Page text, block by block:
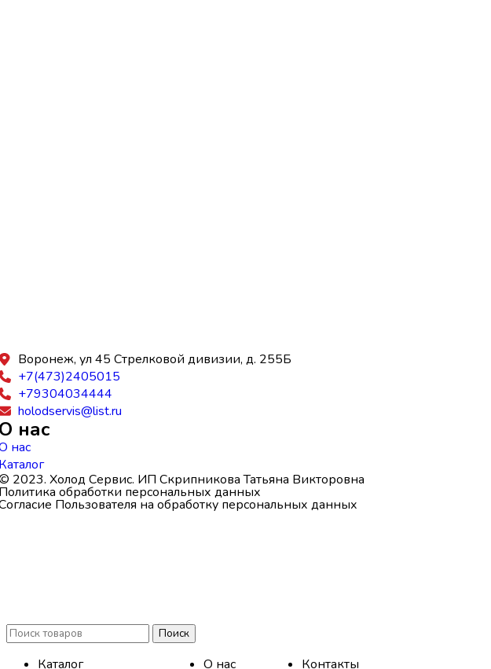
Воронеж, ул 45 Стрелковой дивизии, д. 255Б
+7(473)2405015
+79304034444
holodservis@list.ru
нас
нас
2023. Холод Сервис. ИП Скрипникова Татьяна Викторовна
обработки персональных данных
Пользователя на обработку персональных данных
Поиск
Каталог О нас Контакты